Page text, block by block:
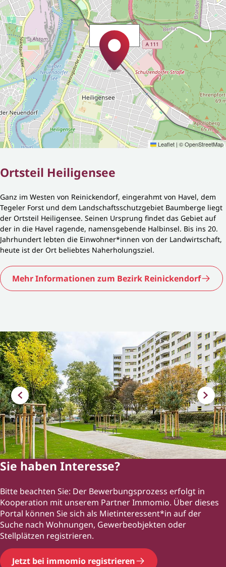
Leaflet | ©OpenStreetMap
Ortsteil Heiligensee
Ganz im Westen von Reinickendorf, eingerahmt von Havel, dem
Tegeler Forst und dem Landschaftsschutzgebiet Baumberge liegt
der Ortsteil Heiligensee. Seinen Ursprung findet das Gebiet auf
der in die Havel ragende, namensgebende Halbinsel. Bis ins 20.
Jahrhundert lebten die Einwohner*innen von der Landwirtschaft,
heute ist der Ort beliebtes Naherholungsziel.
Mehr Informationen zum Bezirk Reinickendorf
Bildergalerie überspringen
Sie haben Interesse?
Bitte beachten Sie: Der Bewerbungsprozess erfolgt in
Kooperation mit unserem Partner Immomio. Über dieses
Portal können Sie sich als Mietinteressent*in auf der
Suche nach Wohnungen, Gewerbeobjekten oder
Stellplätzen registrieren.
Jetzt bei immomio registrieren